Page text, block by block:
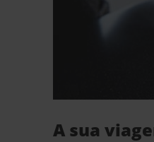
A sua